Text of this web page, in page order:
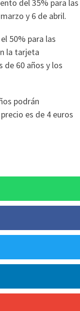
del 35% para las
y 6 de abril.
50% para las
la tarjeta
de 60 años y los
podrán
es de 4 euros